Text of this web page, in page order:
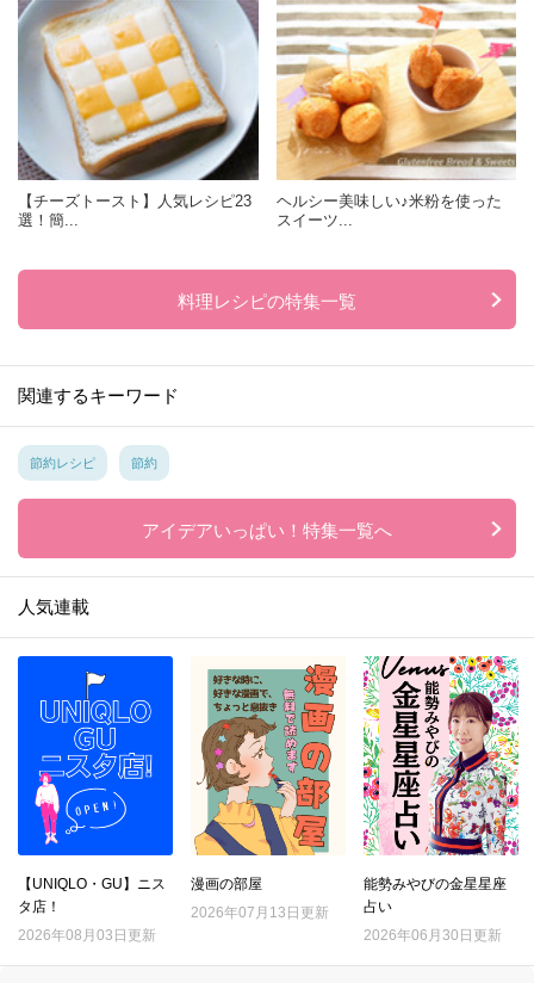
【チーズトースト】人気レシピ23
選！簡...
ヘルシー美味しい♪米粉を使った
スイーツ...
料理レシピの特集一覧
関連するキーワード
節約レシピ 節約
アイデアいっぱい！特集一覧へ
人気連載
【UNIQLO・GU】ニス
タ店！
2026年08月03日更新
漫画の部屋
2026年07月13日更新
能勢みやびの金星星座
占い
2026年06月30日更新